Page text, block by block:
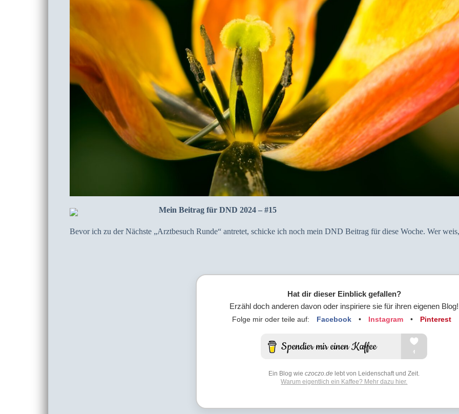
Mein Beitrag für DND 2024 – #15
Bevor ich zu der Nächste „Arztbesuch Runde“ antretet, schicke ich noch mein DND Beitrag für diese Woche. Wer
Hat dir dieser Einblick gefallen?
Erzähl doch anderen davon oder inspiriere sie für ihren eigenen Blog!
Folge mir oder teile auf: Facebook • Instagram • Pinterest
Ein Blog wieczoczo.de lebt von Leidenschaft und Zeit.
Warum eigentlich ein Kaffee? Mehr dazu hier.